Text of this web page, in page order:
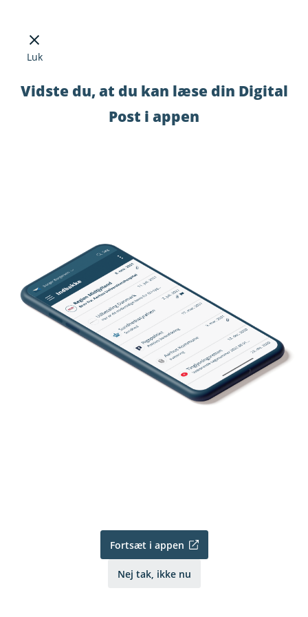
Luk
Vidste du, at du kan læse din Digital
Post i appen
Fortsæt i appen
Nej tak, ikke nu